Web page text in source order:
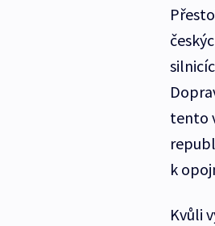
tento
k
Kvůli